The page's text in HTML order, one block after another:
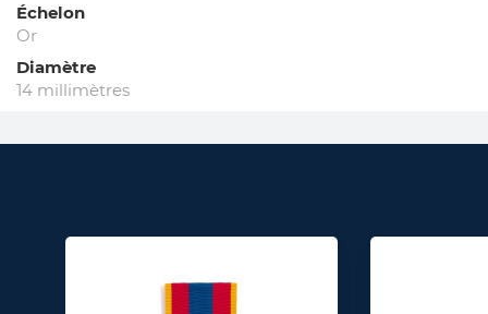
Échelon
Or
Diamètre
14 millimètres